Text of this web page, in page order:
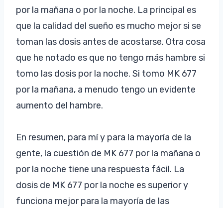
por la mañana o por la noche. La principal es
que la calidad del sueño es mucho mejor si se
toman las dosis antes de acostarse. Otra cosa
que he notado es que no tengo más hambre si
tomo las dosis por la noche. Si tomo MK 677
por la mañana, a menudo tengo un evidente
aumento del hambre.
En resumen, para mí y para la mayoría de la
gente, la cuestión de MK 677 por la mañana o
por la noche tiene una respuesta fácil. La
dosis de MK 677 por la noche es superior y
funciona mejor para la mayoría de las